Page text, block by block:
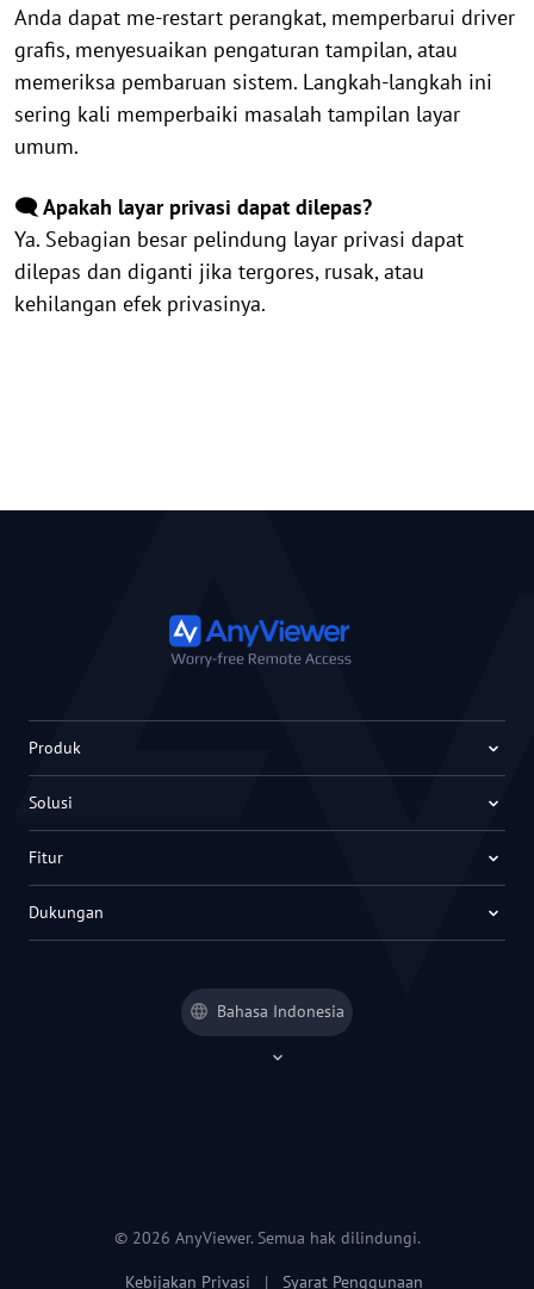
Anda dapat me-restart perangkat, memperbarui driver
grafis, menyesuaikan pengaturan tampilan, atau
memeriksa pembaruan sistem. Langkah-langkah ini
sering kali memperbaiki masalah tampilan layar
umum.
🗨️ Apakah layar privasi dapat dilepas?
Ya. Sebagian besar pelindung layar privasi dapat
dilepas dan diganti jika tergores, rusak, atau
kehilangan efek privasinya.
Bahasa Indonesia
Produk
Solusi
Fitur
Dukungan
© 2026 AnyViewer. Semua hak dilindungi.
Kebijakan Privasi | Syarat Penggunaan